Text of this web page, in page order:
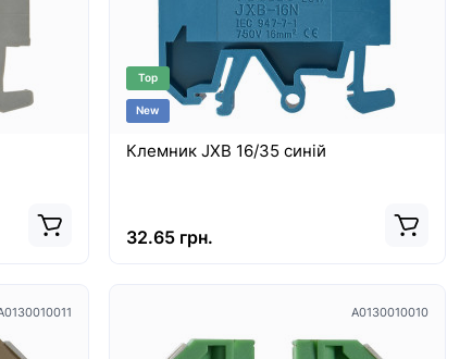
Top
New
Клемник JXB 16/35 синій
32.65 грн.
A0130010010